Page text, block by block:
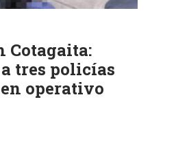
Cotagaita:
tres policías
operativo